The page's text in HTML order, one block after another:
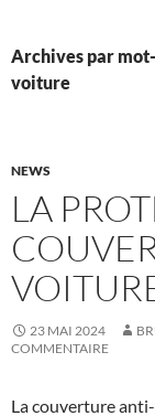
Archives par
voiture
NEWS
LA
23 MAI 2024
COMMENTAIRE
La couverture